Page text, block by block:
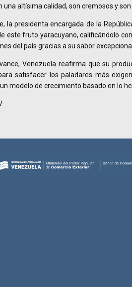
una altísima calidad, son cremosos y
la presidenta encargada de la
este fruto yaracuyano, calificándolo
del país gracias a su sabor
Venezuela reafirma que su
satisfacer los paladares más
modelo de crecimiento basado en lo